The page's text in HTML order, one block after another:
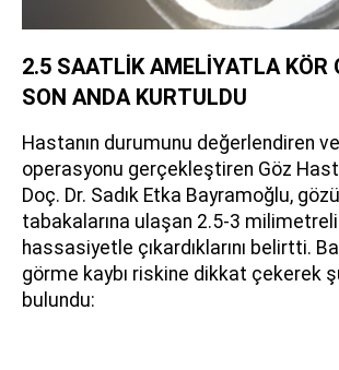
2.5 SAATLİK AMELİYATLA KÖR
SON ANDA KURTULDU
Hastanın durumunu değerlendiren ve
operasyonu gerçekleştiren Göz
Doç. Dr. Sadık Etka Bayramoğlu,
tabakalarına ulaşan 2.5-3
hassasiyetle çıkardıklarını belirtti.
görme kaybı riskine dikkat çekerek
bulundu: